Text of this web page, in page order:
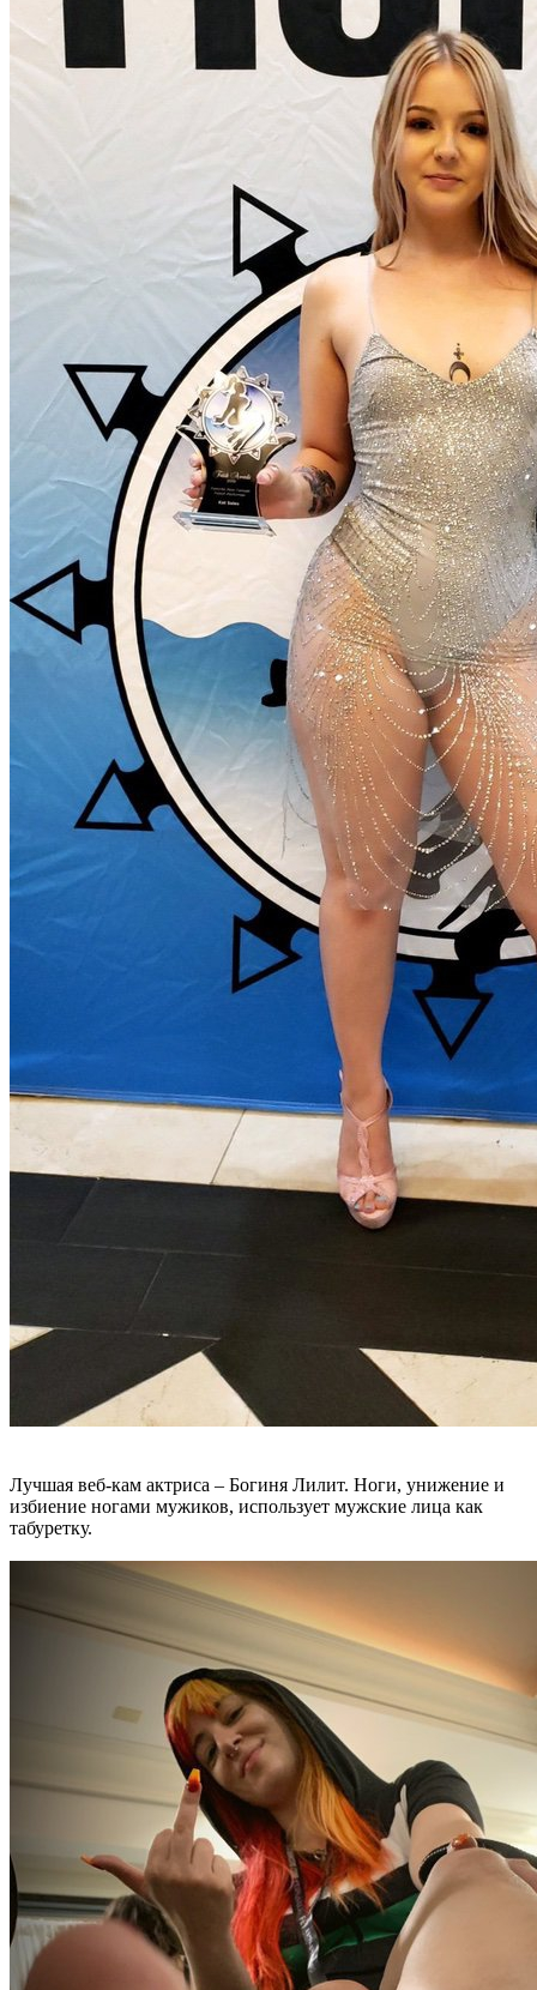
Лучшая веб-кам актриса – Богиня Лилит. Ноги, унижение и
избиение ногами мужиков, использует мужские лица как
табуретку.